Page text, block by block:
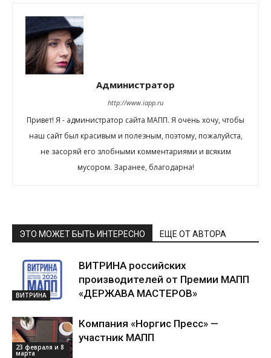
Администратор
http://www.iapp.ru
Привет! Я - администратор сайта МАПП. Я очень хочу, чтобы
наш сайт был красивым и полезным, поэтому, пожалуйста,
не засоряй его злобными комментариями и всяким
мусором. Заранее, благодарна!
ЭТО МОЖЕТ БЫТЬ ИНТЕРЕСНО ЕЩЕ ОТ АВТОРА
ВИТРИНА
ВИТРИНА российских
производителей от Премии МАПП
«ДЕРЖАВА МАСТЕРОВ»
23 февраля и 8
марта
Компания «Норгис Пресс» —
участник МАПП